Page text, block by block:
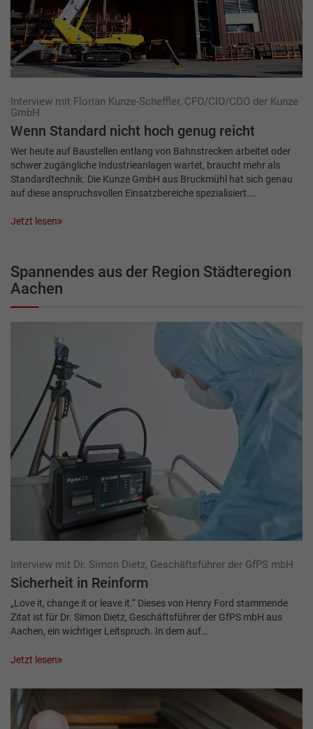
Interview mit Florian Kunze-Scheffler, CFO/CIO/CDO der Kunze
GmbH
Wenn Standard nicht hoch genug reicht
Wer heute auf Baustellen entlang von Bahnstrecken arbeitet oder
schwer zugängliche Industrieanlagen wartet, braucht mehr als
Standardtechnik. Die Kunze GmbH aus Bruckmühl hat sich genau
auf diese anspruchsvollen Einsatzbe­reiche spezialisiert.…
Jetzt lesen
Spannendes aus der Region Städteregion
Aachen
Interview mit Dr. Simon Dietz, Geschäftsführer der GfPS mbH
Sicherheit in Reinform
„Love it, change it or leave it.“ Dieses von Henry Ford stammende
Zitat ist für Dr. Simon Dietz, Geschäftsführer der GfPS mbH aus
Aachen, ein wichtiger Leitspruch. In dem auf…
Jetzt lesen